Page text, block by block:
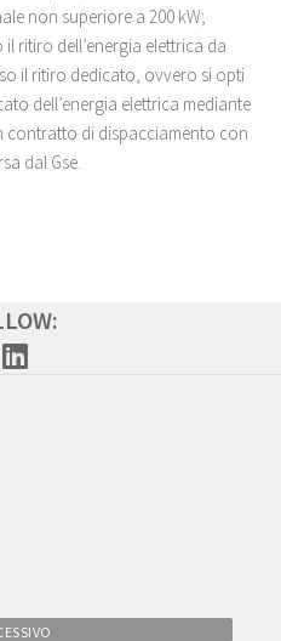
non superiore a 200 kW;
ritiro dell’energia elettrica da
il ritiro dedicato, ovvero si opti
dell’energia elettrica mediante
contratto di dispacciamento con
dal Gse.